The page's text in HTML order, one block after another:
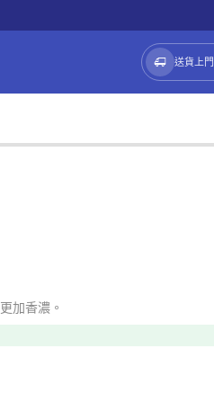
送貨上門
加香濃。